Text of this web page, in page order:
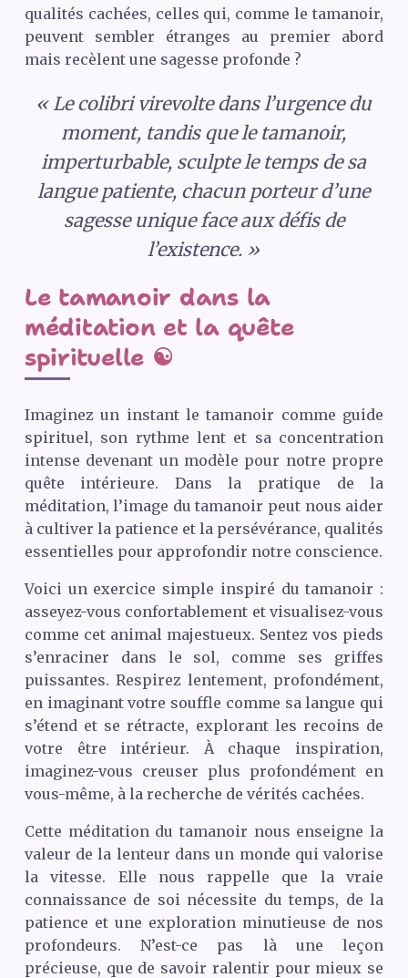
qualités cachées, celles qui, comme le tamanoir,
peuvent sembler étranges au premier abord
mais recèlent une sagesse profonde ?
« Le colibri virevolte dans l’urgence du
moment, tandis que le tamanoir,
imperturbable, sculpte le temps de sa
langue patiente, chacun porteur d’une
sagesse unique face aux défis de
l’existence. »
Le tamanoir dans la
méditation et la quête
spirituelle ☯️
Imaginez un instant le tamanoir comme guide
spirituel, son rythme lent et sa concentration
intense devenant un modèle pour notre propre
quête intérieure. Dans la pratique de la
méditation, l’image du tamanoir peut nous aider
à cultiver la patience et la persévérance, qualités
essentielles pour approfondir notre conscience.
Voici un exercice simple inspiré du tamanoir :
asseyez-vous confortablement et visualisez-vous
comme cet animal majestueux. Sentez vos pieds
s’enraciner dans le sol, comme ses griffes
puissantes. Respirez lentement, profondément,
en imaginant votre souffle comme sa langue qui
s’étend et se rétracte, explorant les recoins de
votre être intérieur. À chaque inspiration,
imaginez-vous creuser plus profondément en
vous-même, à la recherche de vérités cachées.
Cette méditation du tamanoir nous enseigne la
valeur de la lenteur dans un monde qui valorise
la vitesse. Elle nous rappelle que la vraie
connaissance de soi nécessite du temps, de la
patience et une exploration minutieuse de nos
profondeurs. N’est-ce pas là une leçon
précieuse, que de savoir ralentir pour mieux se